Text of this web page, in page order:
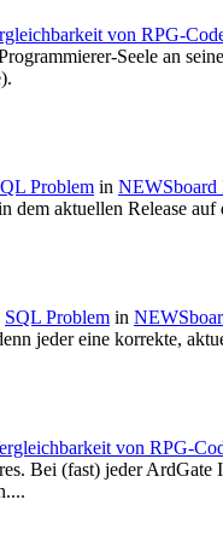
von RPG-
Seele an
Problem in NEWSboard
dem aktuellen Release auf
SQL Problem in
jeder eine korrekte,
von RPG-
Bei (fast) jeder